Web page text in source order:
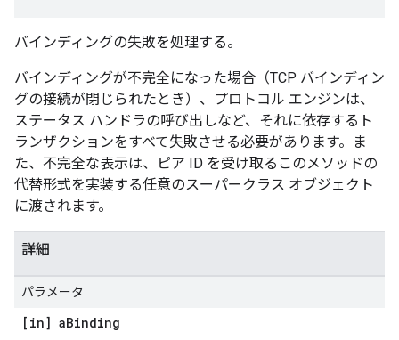
バインディングの失敗を処理する。
バインディングが不完全になった場合（TCP バインディン
グの接続が閉じられたとき）、プロトコル エンジンは、
ステータス ハンドラの呼び出しなど、それに依存するト
ランザクションをすべて失敗させる必要があります。ま
た、不完全な表示は、ピア ID を受け取るこのメソッドの
代替形式を実装する任意のスーパークラス オブジェクト
に渡されます。
詳細
パラメータ
[in] aBinding